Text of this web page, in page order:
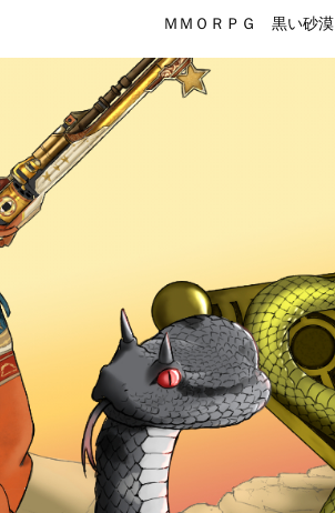
ＭＭＯＲＰＧ 黒い砂漠